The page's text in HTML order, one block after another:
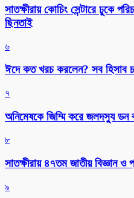
সাতক্ষীরায় কোচিং সেন্টারে ঢুকে
ছিনতাই
৬
ঈদে কত খরচ করলেন? সব হিসাব
৭
অনিমেষকে জিম্মি করে জলদস্যু
৮
সাতক্ষীরায় ৪৭তম জাতীয় বিজ্ঞান
৯